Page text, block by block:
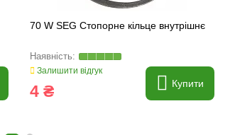
70 W SEG Стопорне кільце внутрішнє
Залишити відгук
4 ₴ Купити